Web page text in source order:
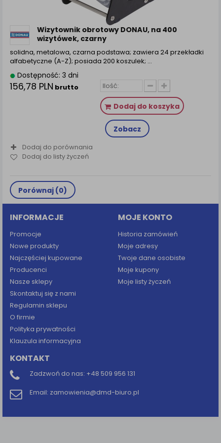
Wizytownik obrotowy DONAU, na 400
wizytówek, czarny
solidna, metalowa, czarna podstawa; zawiera 24 przekładki
alfabetyczne (A-Z); posiada 200 koszulek; ...
Dostępność: 3 dni
156,78 PLN brutto
Dodaj do koszyka
Zobacz
Dodaj do porównania
Dodaj do listy życzeń
Porównaj (0)
INFORMACJE
Promocje
Nowe produkty
Najczęściej kupowane
Producenci
Nasze sklepy
Skontaktuj się z nami
Regulamin sklepu
O firmie
Polityka prywatności
Klauzula informacyjna
MOJE KONTO
Historia zamówień
Moje adresy
Twoje dane osobiste
Moje kupony
Moje listy życzeń
KONTAKT
Zadzwoń do nas: +48 509 956 131
Email: zamowienia@dmd-biuro.pl
zamówienia na Państwa email lub wyświetlenie
Państwu prawidłowych informacji o promocjach czy
cenach indywidualnych, ważna jest Państwa
wcześniejsza zgoda której udzieliliście podczas
zakładania konta.
Każda Państwa zgoda jest dobrowolna i można ją w
dowolnym momencie wycofać.
Polityka prywatności (rozwiń)
Klauzula Informacyjna (rozwiń)
Lista Zaufanych Partnerów (rozwiń)